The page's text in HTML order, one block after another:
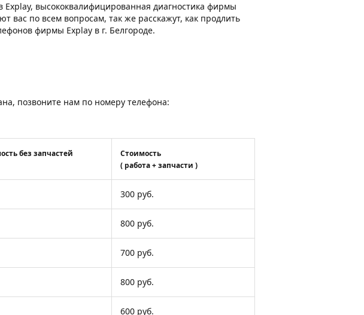
высококвалифицированная диагностика фирмы
вас по всем вопросам, так же расскажут, как продлить
фирмы Explay в г. Белгороде.
позвоните нам по номеру телефона:
без запчастей
Стоимость
( работа + запчасти )
300 руб.
800 руб.
700 руб.
800 руб.
600 руб.